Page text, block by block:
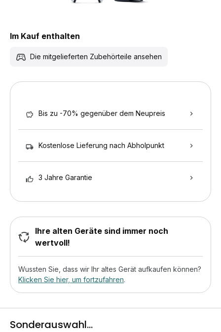
Im Kauf enthalten
Die mitgelieferten Zubehörteile ansehen
Bis zu -70% gegenüber dem Neupreis
Kostenlose Lieferung nach Abholpunkt
3 Jahre Garantie
Ihre alten Geräte sind immer noch
wertvoll!
Wussten Sie, dass wir Ihr altes Gerät aufkaufen können?
Klicken Sie hier, um fortzufahren.
Sonderauswahl...